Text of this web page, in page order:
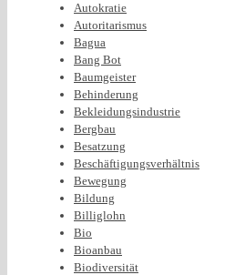
Autokratie
Autoritarismus
Bagua
Bang Bot
Baumgeister
Behinderung
Bekleidungsindustrie
Bergbau
Besatzung
Beschäftigungsverhältnis
Bewegung
Bildung
Billiglohn
Bio
Bioanbau
Biodiversität